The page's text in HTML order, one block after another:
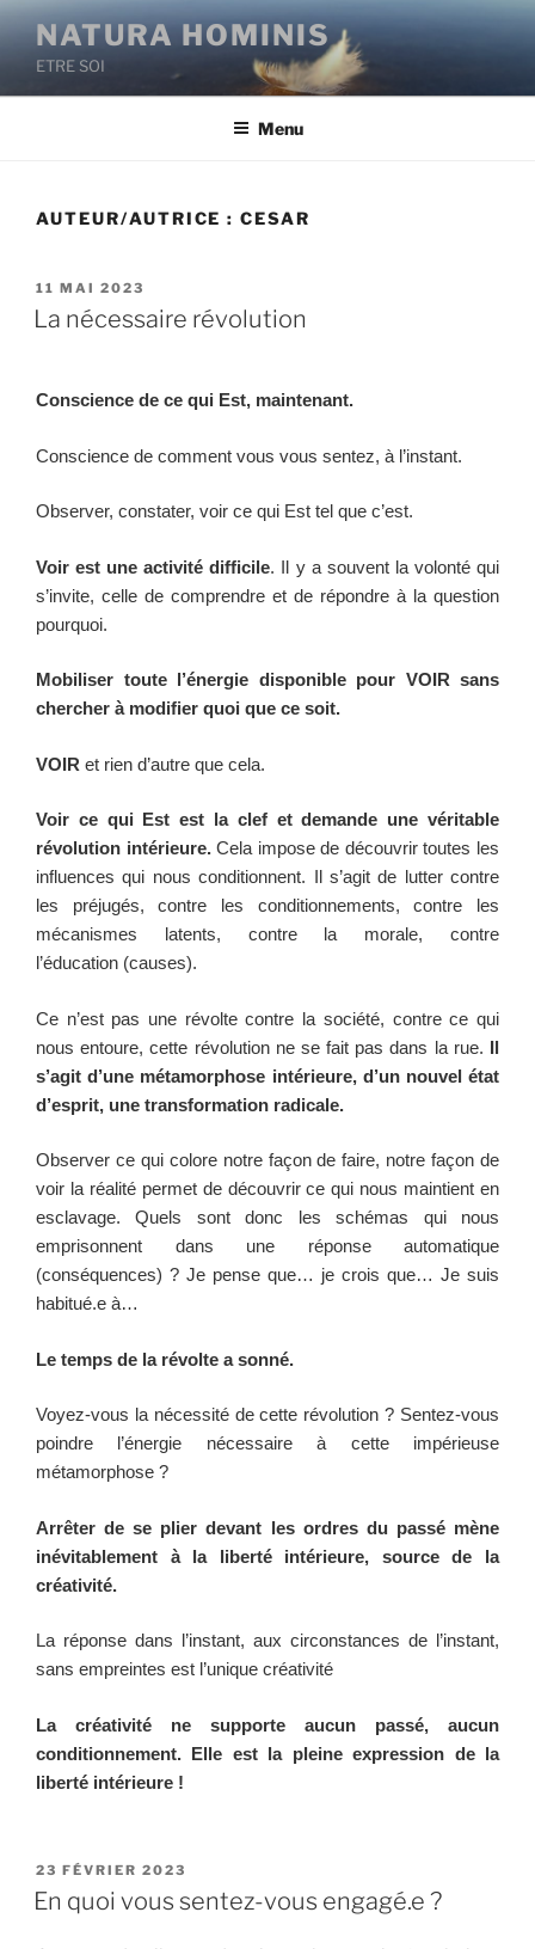
NATURA HOMINIS
ETRE SOI
Menu
AUTEUR/AUTRICE :CESAR
11 MAI 2023
La nécessaire révolution
Conscience de ce qui Est, maintenant.
Conscience de comment vous vous sentez, à l’instant.
Observer, constater, voir ce qui Est tel que c’est.
Voir est une activité difficile. Il y a souvent la volonté qui
s’invite, celle de comprendre et de répondre à la question
pourquoi.
Mobiliser toute l’énergie disponible pour VOIR sans
chercher à modifier quoi que ce soit.
VOIR et rien d’autre que cela.
Voir ce qui Est est la clef et demande une véritable
révolution intérieure.Cela impose de découvrir toutes les
influences qui nous conditionnent. Il s’agit de lutter contre
les préjugés, contre les conditionnements, contre les
mécanismes latents, contre la morale, contre
l’éducation (causes).
Ce n’est pas une révolte contre la société, contre ce qui
nous entoure, cette révolution ne se fait pas dans la rue. Il
s’agit d’une métamorphose intérieure, d’un nouvel état
d’esprit, une transformation radicale.
Observer ce qui colore notre façon de faire, notre façon de
voir la réalité permet de découvrir ce qui nous maintient en
esclavage. Quels sont donc les schémas qui nous
emprisonnent dans une réponse automatique
(conséquences) ? Je pense que… je crois que… Je suis
habitué.e à…
Le temps de la révolte a sonné.
Voyez-vous la nécessité de cette révolution ? Sentez-vous
poindre l’énergie nécessaire à cette impérieuse
métamorphose ?
Arrêter de se plier devant les ordres du passé mène
inévitablement à la liberté intérieure, source de la
créativité.
La réponse dans l’instant, aux circonstances de l’instant,
sans empreintes est l’unique créativité
La créativité ne supporte aucun passé, aucun
conditionnement. Elle est la pleine expression de la
liberté intérieure !
23 FÉVRIER 2023
En quoi vous sentez-vous engagé.e ?